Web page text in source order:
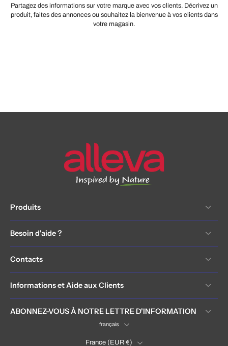
Partagez des informations sur votre marque avec vos clients. Décrivez un
produit, faites des annonces ou souhaitez la bienvenue à vos clients dans
votre magasin.
Produits
Besoin d'aide ?
Contacts
Informations et Aide aux Clients
ABONNEZ-VOUS À NOTRE LETTRE D'INFORMATION
français
France ‎(EUR €)‎